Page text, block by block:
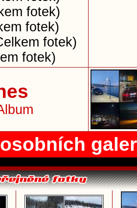
fotek)
fotek)
fotek)
fotek)